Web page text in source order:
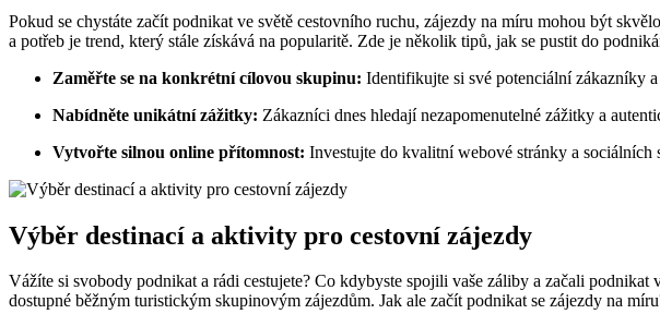
Pokud se chystáte začít podnikat ve světě cestovního ruchu, zájezdy na míru mohou být
a potřeb je trend, který stále získává na popularitě. Zde je několik tipů, jak se pustit do
Zaměřte se na konkrétní cílovou skupinu: Identifikujte si své potenciální zákazníky
Nabídněte unikátní zážitky: Zákazníci dnes hledají nezapomenutelné zážitky a
Vytvořte silnou online přítomnost: Investujte do kvalitní webové stránky a
Výběr destinací a aktivity pro cestovní zájezdy
Vážíte si svobody podnikat a rádi cestujete? Co kdybyste spojili vaše záliby a začali
dostupné běžným turistickým skupinovým zájezdům. Jak ale začít podnikat se zájezdy na